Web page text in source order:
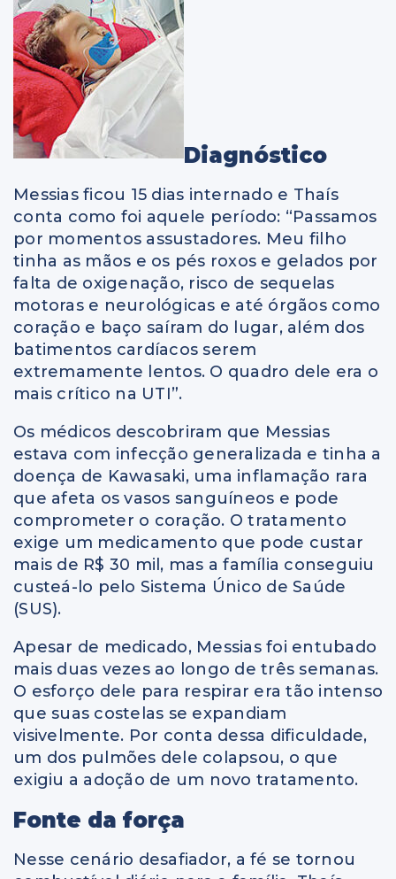
Diagnóstico
Messias ficou 15 dias internado e Thaís
conta como foi aquele período: “Passamos
por momentos assustadores. Meu filho
tinha as mãos e os pés roxos e gelados por
falta de oxigenação, risco de sequelas
motoras e neurológicas e até órgãos como
coração e baço saíram do lugar, além dos
batimentos cardíacos serem
extremamente lentos. O quadro dele era o
mais crítico na UTI”.
Os médicos descobriram que Messias
estava com infecção generalizada e tinha a
doença de Kawasaki, uma inflamação rara
que afeta os vasos sanguíneos e pode
comprometer o coração. O tratamento
exige um medicamento que pode custar
mais de R$ 30 mil, mas a família conseguiu
custeá-lo pelo Sistema Único de Saúde
(SUS).
Apesar de medicado, Messias foi entubado
mais duas vezes ao longo de três semanas.
O esforço dele para respirar era tão intenso
que suas costelas se expandiam
visivelmente. Por conta dessa dificuldade,
um dos pulmões dele colapsou, o que
exigiu a adoção de um novo tratamento.
Fonte da força
Nesse cenário desafiador, a fé se tornou